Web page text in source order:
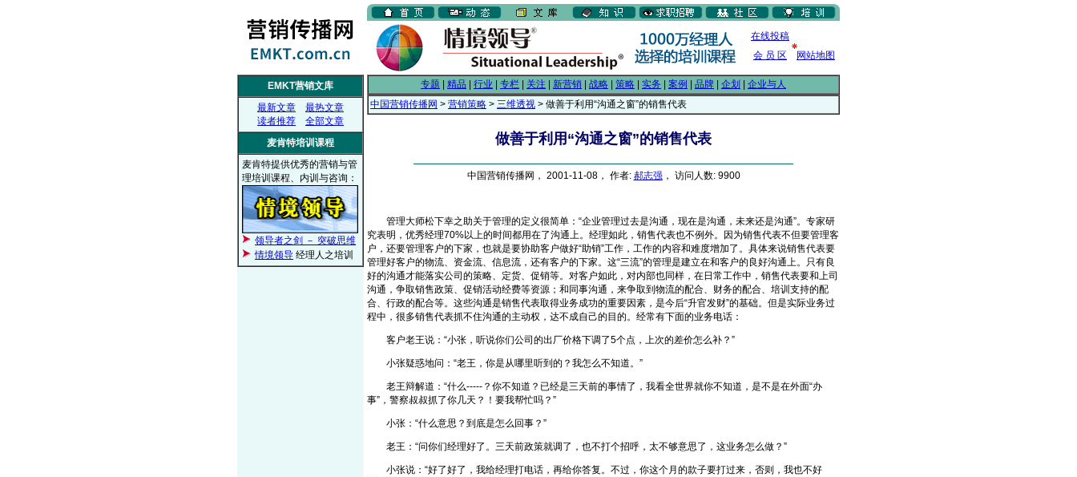
在线投稿
会 员 区
网站地图
EMKT营销文库
最新文章
最热文章
读者推荐
全部文章
麦肯特培训课程
麦肯特提供优秀的营销与管
理培训课程、内训与咨询：
领导者之剑 － 突破思维
情境领导 经理人之培训
专题 精品 行业 专栏 关注 新营销 战略 策略 实务 案例 品牌 企划
企业与人
中国营销传播网 > 营销策略 > 三维透视 > 做善于利用“沟通之窗”的销售代表
做善于利用“沟通之窗”的销售代表
中国营销传播网， 2001-11-08， 作者: 郝志强， 访问人数: 9900
管理大师松下幸之助关于管理的定义很简单：“企业管理过去是沟通，现在是沟通，未来还是沟通”。专家研
究表明，优秀经理70%以上的时间都用在了沟通上。经理如此，销售代表也不例外。因为销售代表不但要管理客
户，还要管理客户的下家，也就是要协助客户做好“助销”工作，工作的内容和难度增加了。具体来说销售代表要
管理好客户的物流、资金流、信息流，还有客户的下家。这“三流”的管理是建立在和客户的良好沟通上。只有良
好的沟通才能落实公司的策略、定货、促销等。对客户如此，对内部也同样，在日常工作中，销售代表要和上司
沟通，争取销售政策、促销活动经费等资源；和同事沟通，来争取到物流的配合、财务的配合、培训支持的配
合、行政的配合等。这些沟通是销售代表取得业务成功的重要因素，是今后“升官发财”的基础。但是实际业务过
程中，很多销售代表抓不住沟通的主动权，达不成自己的目的。经常有下面的业务电话：
客户老王说：“小张，听说你们公司的出厂价格下调了5个点，上次的差价怎么补？”
小张疑惑地问：“老王，你是从哪里听到的？我怎么不知道。”
老王辩解道：“什么-----？你不知道？已经是三天前的事情了，我看全世界就你不知道，是不是在外面“办
事”，警察叔叔抓了你几天？！要我帮忙吗？”
小张：“什么意思？到底是怎么回事？”
老王：“问你们经理好了。三天前政策就调了，也不打个招呼，太不够意思了，这业务怎么做？”
小张说：“好了好了，我给经理打电话，再给你答复。不过，你这个月的款子要打过来，否则，我也不好